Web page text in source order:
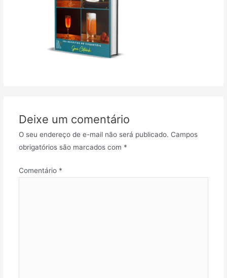
Deixe um comentário
O seu endereço de e-mail não será publicado. Campos
obrigatórios são marcados com *
Comentário *